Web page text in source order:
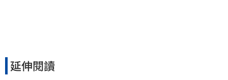
延伸閱讀